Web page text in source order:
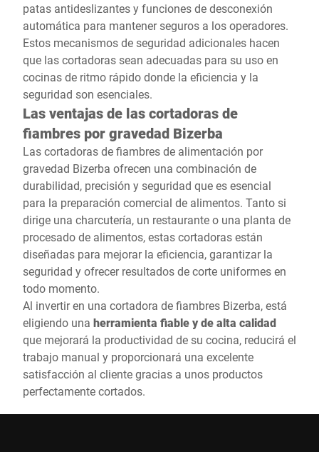
patas antideslizantes y funciones de desconexión
automática para mantener seguros a los operadores.
Estos mecanismos de seguridad adicionales hacen
que las cortadoras sean adecuadas para su uso en
cocinas de ritmo rápido donde la eficiencia y la
seguridad son esenciales.
Las ventajas de las cortadoras de
fiambres por gravedad Bizerba
Las cortadoras de fiambres de alimentación por
gravedad Bizerba ofrecen una combinación de
durabilidad, precisión y seguridad que es esencial
para la preparación comercial de alimentos. Tanto si
dirige una charcutería, un restaurante o una planta de
procesado de alimentos, estas cortadoras están
diseñadas para mejorar la eficiencia, garantizar la
seguridad y ofrecer resultados de corte uniformes en
todo momento.
Al invertir en una cortadora de fiambres Bizerba, está
eligiendo una herramienta fiable y de alta calidad
que mejorará la productividad de su cocina, reducirá el
trabajo manual y proporcionará una excelente
satisfacción al cliente gracias a unos productos
perfectamente cortados.